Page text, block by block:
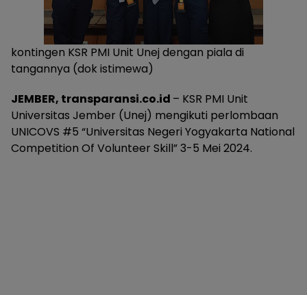
kontingen KSR PMI Unit Unej dengan piala di
tangannya (dok istimewa)
JEMBER, transparansi.co.id – KSR PMI Unit
Universitas Jember (Unej) mengikuti perlombaan
UNICOVS #5 “Universitas Negeri Yogyakarta National
Competition Of Volunteer Skill” 3-5 Mei 2024.